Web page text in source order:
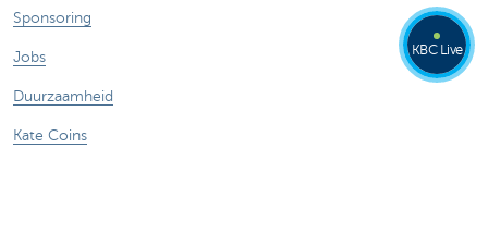
Sponsoring
Jobs
Duurzaamheid
Kate Coins
KBC Live